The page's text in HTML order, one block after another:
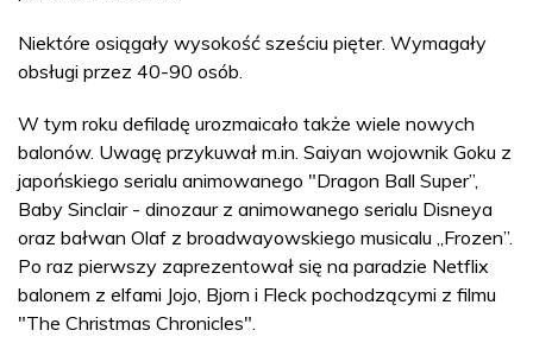
Niektóre osiągały wysokość sześciu pięter. Wymagały
obsługi przez 40-90 osób.
W tym roku defiladę urozmaicało także wiele nowych
balonów. Uwagę przykuwał m.in. Saiyan wojownik Goku z
japońskiego serialu animowanego "Dragon Ball Super”,
Baby Sinclair - dinozaur z animowanego serialu Disneya
oraz bałwan Olaf z broadwayowskiego musicalu „Frozen”.
Po raz pierwszy zaprezentował się na paradzie Netflix
balonem z elfami Jojo, Bjorn i Fleck pochodzącymi z filmu
"The Christmas Chronicles".